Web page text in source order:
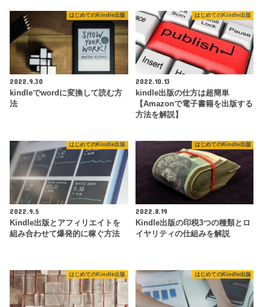
はじめてのKindle出版
2022.9.30
kindleでwordに変換して読む方
法
はじめてのKindle出版
2022.10.13
kindle出版の仕方は超簡単
【Amazonで電子書籍を出版する
方法を解説】
はじめてのKindle出版
2022.9.5
Kindle出版とアフィリエイトを
組み合わせて爆発的に稼ぐ方法
はじめてのKindle出版
2022.8.19
Kindle出版の印税3つの種類とロ
イヤリティの仕組みを解説
はじめてのKindle出版 はじめてのKindle出版